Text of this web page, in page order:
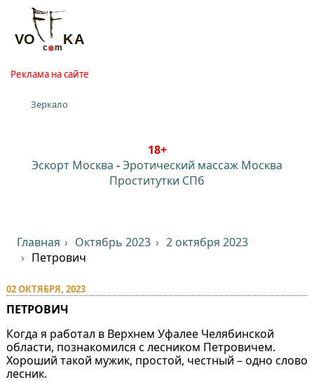
Реклама на сайте
Зеркало
18+
Эскорт Москва -Эротический массаж Москва
Проститутки СПб
Главная Октябрь 2023
2 октября 2023
Петрович
02 ОКТЯБРЯ, 2023
ПЕТРОВИЧ
Когда я работал в Верхнем Уфалее Челябинской
области, познакомился с лесником Петровичем.
Хороший такой мужик, простой, честный – одно слово
лесник.